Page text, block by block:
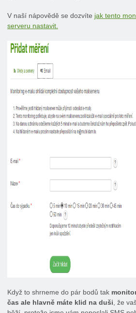
V naší nápovědě se dozvíte jak tento
serveru nastavit.
Když to shrneme do pár bodů tak
čas ale hlavně máte klid na duši , že